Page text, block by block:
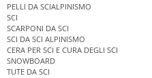
PELLI DA SCIALPINISMO
SCI
SCARPONI DA SCI
SCI DA SCI ALPINISMO
CERA PER SCI E CURA DEGLI SCI
SNOWBOARD
TUTE DA SCI